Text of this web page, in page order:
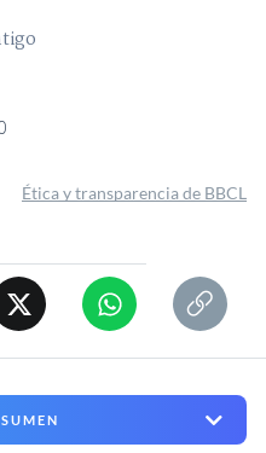
Ética y transparencia de BBCL